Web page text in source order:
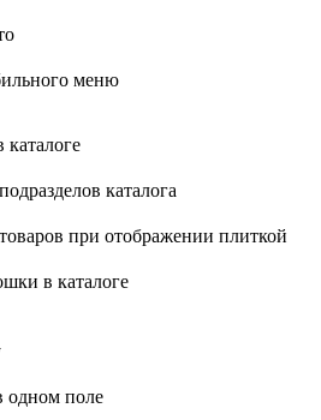
меню
каталога
при отображении плиткой
в каталоге
одном поле